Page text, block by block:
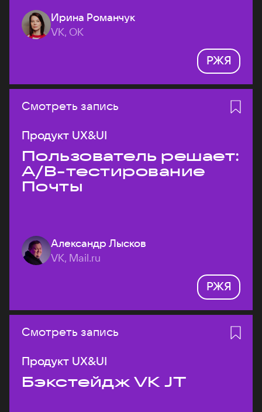
Ирина Романчук
VK, ОК
РЖЯ
Смотреть запись
Продукт UX&UI
Пользователь решает:
A/B-тестирование
Почты
Александр Лысков
VK, Mail.ru
РЖЯ
Смотреть запись
Продукт UX&UI
Бэкстейдж VK JT